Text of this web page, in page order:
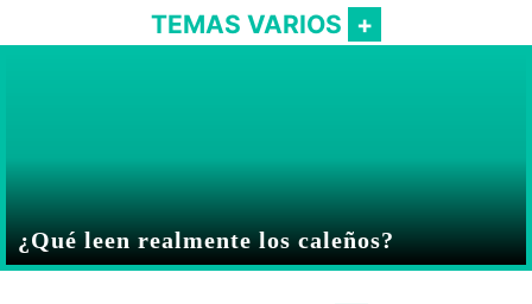
TEMAS VARIOS
¿Qué leen realmente los caleños?